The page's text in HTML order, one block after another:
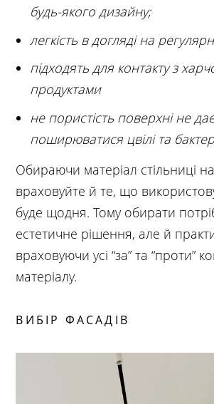
будь-якого дизайну;
легкість в догляді на
підходять для контакту з
продуктами
не пористість поверхні не
поширюватися цвілі та
Обираючи матеріал стільниці на
враховуйте й те, що
буде щодня. Тому обирати
естетичне рішення, але й
враховуючи усі “за” та “проти”
матеріалу.
ВИБІР ФАСАДІВ